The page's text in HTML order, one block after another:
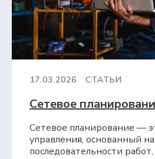
17.03.2026 СТАТЬИ
Сетевое
Сетевое планирование —
управления, основанный
последовательности работ,